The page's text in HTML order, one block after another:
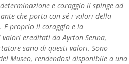
e coraggio li spinge ad
che porta con sé i valori della
E proprio il coraggio e la
ereditati da Ayrton Senna,
sano di questi valori. Sono
Museo, rendendosi disponibile a una